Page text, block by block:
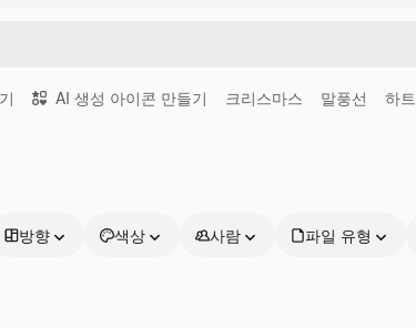
AI 생성 아이콘 만들기 크리스마스 말풍선 하트
방향 색상 사람 파일 유형